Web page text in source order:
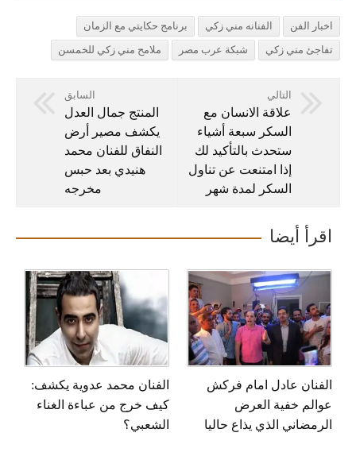
اخبار الفن الفنانه مني زكي
برنامج حكايتي مع الزمان
تفاجئ مني زكي
شبكة عرب مصر ملامح مني زكي للخمسن
التالي
علاقة الانسان مع
السكر سبعة أشياء
ستحدث بالتأكيد لك
إذا امتنعت عن تناول
السكر لمدة شهر
السابق
المنتج جمال العدل
يكشف مصير أرض
النفاق للفنان محمد
هنيدي بعد حبس
مخرجه
اقرأ أيضا
الفنان عادل امام فركش
عوالم خفية العرض
الرمضاني الذي يذاع حاليا
الفنان محمد عدوية يكشف:
كيف خرج من عباءة الغناء
الشعبي؟